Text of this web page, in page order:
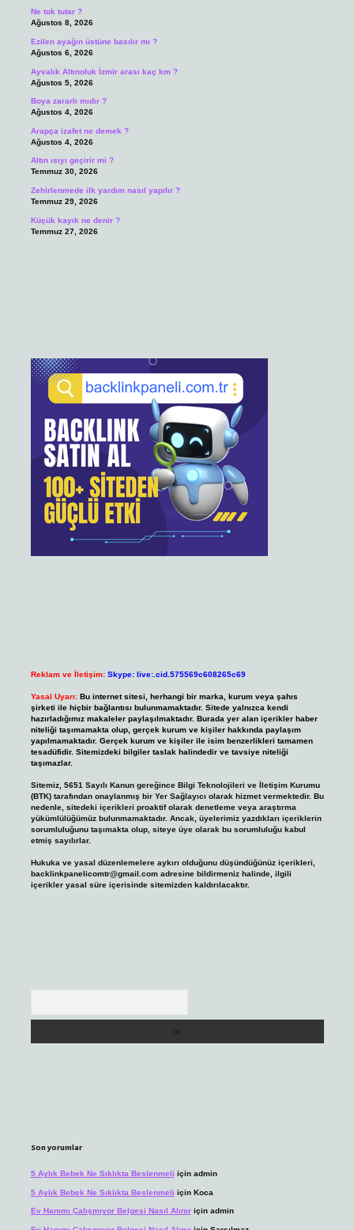
Ne tok tutar ?
Ağustos 8, 2026
Ezilen ayağın üstüne basılır mı ?
Ağustos 6, 2026
Ayvalık Altınoluk İzmir arası kaç km ?
Ağustos 5, 2026
Boya zararlı mıdır ?
Ağustos 4, 2026
Arapça izafet ne demek ?
Ağustos 4, 2026
Altın ısıyı geçirir mi ?
Temmuz 30, 2026
Zehirlenmede ilk yardım nasıl yapılır ?
Temmuz 29, 2026
Küçük kayık ne denir ?
Temmuz 27, 2026
Reklam ve İletişim: Skype: live:.cid.575569c608265c69
Yasal Uyarı: Bu internet sitesi, herhangi bir marka, kurum veya şahıs
şirketi ile hiçbir bağlantısı bulunmamaktadır. Sitede yalnızca kendi
hazırladığımız makaleler paylaşılmaktadır. Burada yer alan içerikler haber
niteliği taşımamakta olup, gerçek kurum ve kişiler hakkında paylaşım
yapılmamaktadır. Gerçek kurum ve kişiler ile isim benzerlikleri tamamen
tesadüfidir. Sitemizdeki bilgiler taslak halindedir ve tavsiye niteliği
taşımazlar.
Sitemiz, 5651 Sayılı Kanun gereğince Bilgi Teknolojileri ve İletişim Kurumu
(BTK) tarafından onaylanmış bir Yer Sağlayıcı olarak hizmet vermektedir. Bu
nedenle, sitedeki içerikleri proaktif olarak denetleme veya araştırma
yükümlülüğümüz bulunmamaktadır. Ancak, üyelerimiz yazdıkları içeriklerin
sorumluluğunu taşımakta olup, siteye üye olarak bu sorumluluğu kabul
etmiş sayılırlar.
Hukuka ve yasal düzenlemelere aykırı olduğunu düşündüğünüz içerikleri,
backlinkpanelicomtr@gmail.comadresine bildirmeniz halinde, ilgili
içerikler yasal süre içerisinde sitemizden kaldırılacaktır.
Son yorumlar
5 Aylık Bebek Ne Sıklıkta Beslenmeli için admin
5 Aylık Bebek Ne Sıklıkta Beslenmeli için Koca
Ev Hanımı Çalışmıyor Belgesi Nasıl Alınıriçin admin